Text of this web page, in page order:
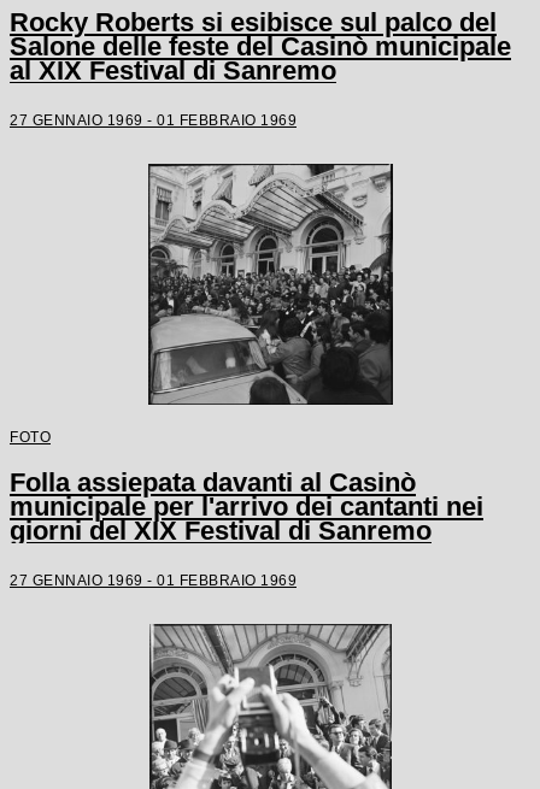
Rocky Roberts si esibisce sul palco del
Salone delle feste del Casinò municipale
al XIX Festival di Sanremo
27 GENNAIO 1969 - 01 FEBBRAIO 1969
FOTO
Folla assiepata davanti al Casinò
municipale per l'arrivo dei cantanti nei
giorni del XIX Festival di Sanremo
27 GENNAIO 1969 - 01 FEBBRAIO 1969